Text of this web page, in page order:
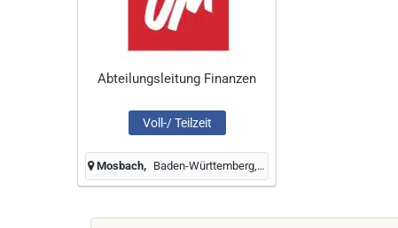
Abteilungsleitung Finanzen
Voll-/ Teilzeit
Mosbach Baden-Württemberg, Deutschland